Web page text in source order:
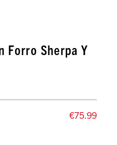
Forro Sherpa Y
€75.99